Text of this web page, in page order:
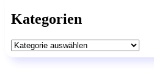
Kategorien
Kategorien